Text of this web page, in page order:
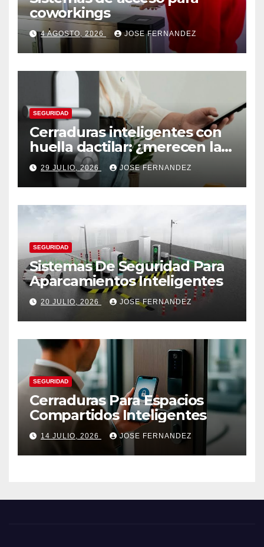
coworkings
4 AGOSTO, 2026 JOSE FERNANDEZ
SEGURIDAD
Cerraduras inteligentes con
huella dactilar: ¿merecen la
pena?
29 JULIO, 2026 JOSE FERNANDEZ
SEGURIDAD
Sistemas De Seguridad Para
Aparcamientos Inteligentes
20 JULIO, 2026 JOSE FERNANDEZ
SEGURIDAD
Cerraduras Para Espacios
Compartidos Inteligentes
14 JULIO, 2026 JOSE FERNANDEZ